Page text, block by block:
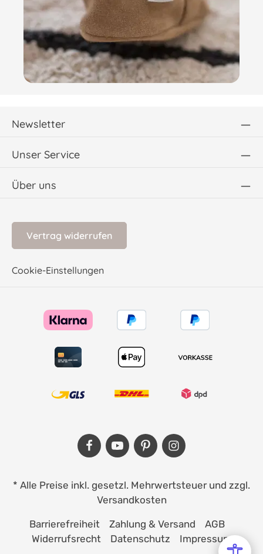
Newsletter
Unser Service
Über uns
Vertrag widerrufen
Cookie-Einstellungen
* Alle Preise inkl. gesetzl. Mehrwertsteuer und zzgl.
Versandkosten
Barrierefreiheit Zahlung & Versand
AGB
Widerrufsrecht
Datenschutz Impressum